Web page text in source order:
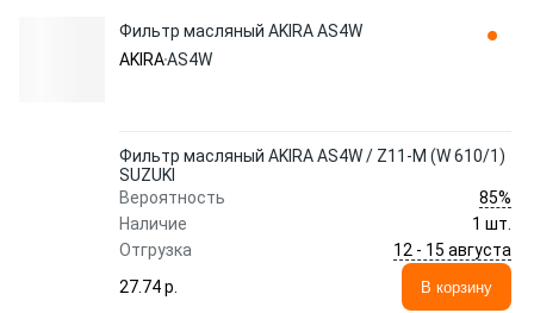
Фильтр масляный AKIRA AS4W
AKIRAAS4W
Фильтр масляный AKIRA AS4W / Z11-M (W 610/1)
SUZUKI
Вероятность
85%
Наличие
1 шт.
Отгрузка
12 - 15 августа
27.74 p.
В корзину